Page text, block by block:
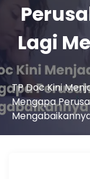
Lagi
TP Doc Kini
Mengapa